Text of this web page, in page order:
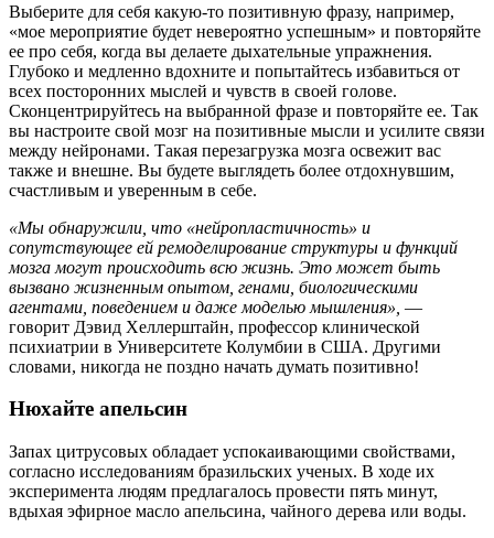
Выберите для себя какую-то позитивную фразу, например,
«мое мероприятие будет невероятно успешным» и повторяйте
ее про себя, когда вы делаете дыхательные упражнения.
Глубоко и медленно вдохните и попытайтесь избавиться от
всех посторонних мыслей и чувств в своей голове.
Сконцентрируйтесь на выбранной фразе и повторяйте ее. Так
вы настроите свой мозг на позитивные мысли и усилите связи
между нейронами. Такая перезагрузка мозга освежит вас
также и внешне. Вы будете выглядеть более отдохнувшим,
счастливым и уверенным в себе.
«Мы обнаружили, что «нейропластичность» и
сопутствующее ей ремоделирование структуры и функций
мозга могут происходить всю жизнь. Это может быть
вызвано жизненным опытом, генами, биологическими
агентами, поведением и даже моделью мышления», —
говорит Дэвид Хеллерштайн, профессор клинической
психиатрии в Университете Колумбии в США. Другими
словами, никогда не поздно начать думать позитивно!
Нюхайте апельсин
Запах цитрусовых обладает успокаивающими свойствами,
согласно исследованиям бразильских ученых. В ходе их
эксперимента людям предлагалось провести пять минут,
вдыхая эфирное масло апельсина, чайного дерева или воды.